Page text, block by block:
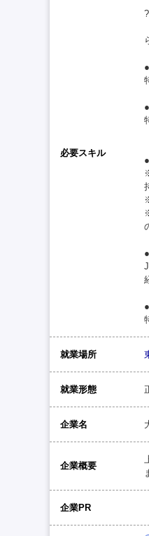
必要スキル
就業場所
就業形態
企業名
企業概要
企業PR